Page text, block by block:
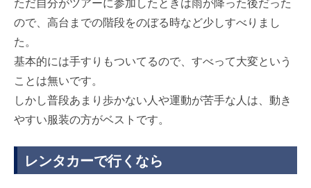
ので、高台までの階段をのぼる時など少しすべりまし
た。
基本的には手すりもついてるので、すべって大変という
ことは無いです。
しかし普段あまり歩かない人や運動が苦手な人は、動き
やすい服装の方がベストです。
レンタカーで行くなら